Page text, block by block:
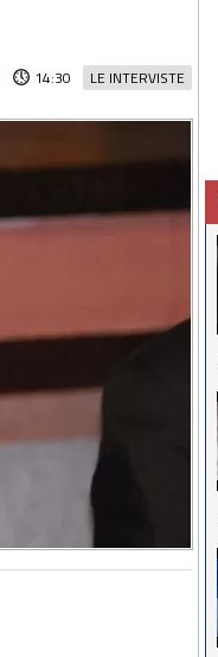
LE INTERVISTE
14:30